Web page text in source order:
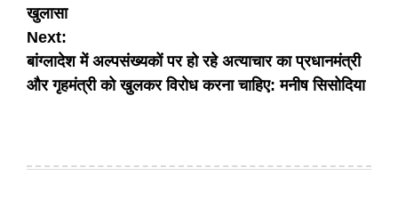
खुलासा
Next:
बांग्‍लादेश में अल्‍पसंख्‍यकों पर हो रहे अत्‍याचार का प्रधानमंत्री
और गृहमंत्री को खुलकर विरोध करना चाहिए: मनीष सिसोदिया